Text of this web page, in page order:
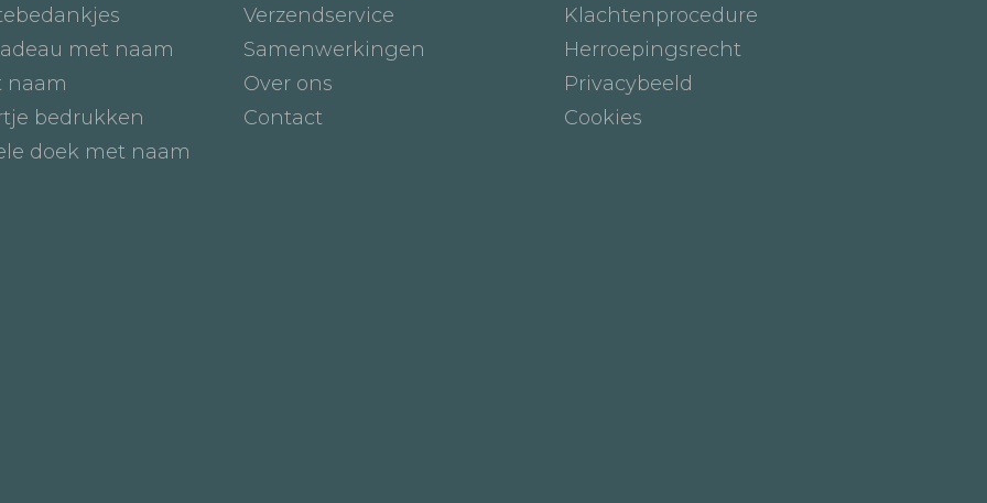
met naam
naam
bedrukken
doek met naam
Verzendservice
Samenwerkingen
Over ons
Contact
Klachtenprocedure
Herroepingsrecht
Privacybeeld
Cookies